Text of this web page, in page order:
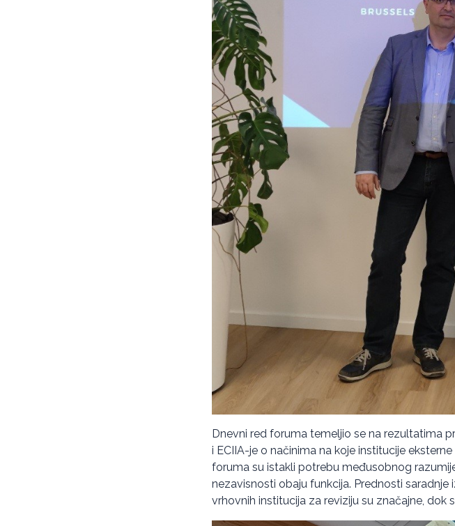
Dnevni red foruma temeljio se na rezultatima
i ECIIA-je o načinima na koje institucije
foruma su istakli potrebu međusobnog
nezavisnosti obaju funkcija. Prednosti
vrhovnih institucija za reviziju su značajne, dok